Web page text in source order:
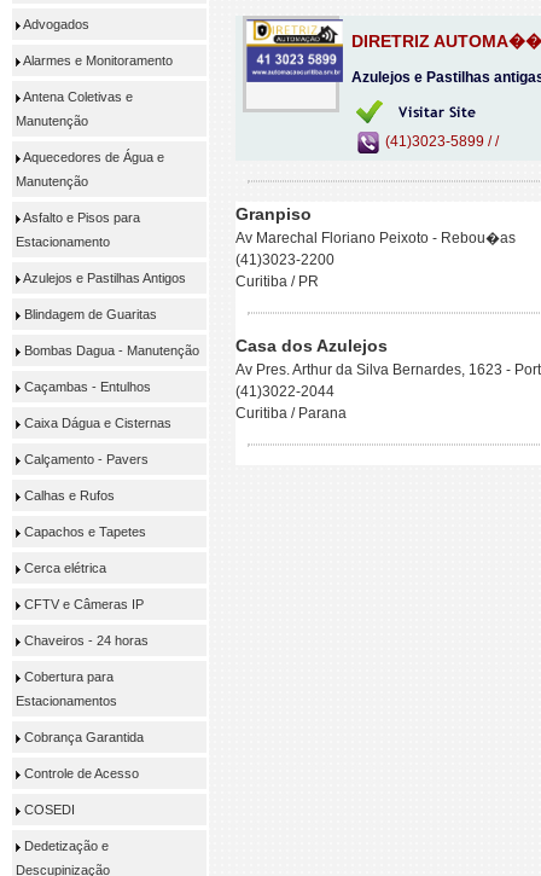
Advogados
Alarmes e Monitoramento
Antena Coletivas e
Manutenção
Aquecedores de Água e
Manutenção
Asfalto e Pisos para
Estacionamento
Azulejos e Pastilhas Antigos
Blindagem de Guaritas
Bombas Dagua - Manutenção
Caçambas - Entulhos
Caixa Dágua e Cisternas
Calçamento - Pavers
Calhas e Rufos
Capachos e Tapetes
Cerca elétrica
CFTV e Câmeras IP
Chaveiros - 24 horas
Cobertura para
Estacionamentos
Cobrança Garantida
Controle de Acesso
COSEDI
Dedetização e
Descupinização
DIRETRIZ
Azulejos e Pastilhas
(41)3023-5899 / /
Granpiso
Av Marechal Floriano Peixoto - Rebou�as
(41)3023-2200
Curitiba / PR
Casa dos Azulejos
Av Pres. Arthur da Silva Bernardes, 1623 -
(41)3022-2044
Curitiba / Parana